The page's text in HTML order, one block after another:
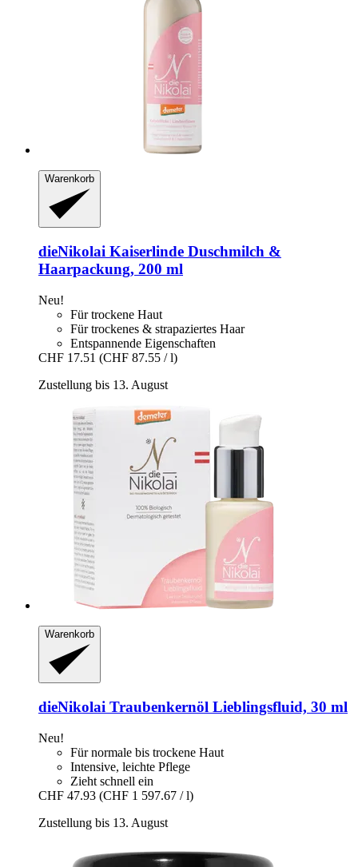
Warenkorb
dieNikolai Kaiserlinde Duschmilch &
Haarpackung, 200 ml
Neu!
Für trockene Haut
Für trockenes & strapaziertes Haar
Entspannende Eigenschaften
CHF 17.51 (CHF 87.55 / l)
Zustellung bis 13. August
Warenkorb
dieNikolai Traubenkernöl Lieblingsfluid, 30 ml
Neu!
Für normale bis trockene Haut
Intensive, leichte Pflege
Zieht schnell ein
CHF 47.93 (CHF 1 597.67 / l)
Zustellung bis 13. August